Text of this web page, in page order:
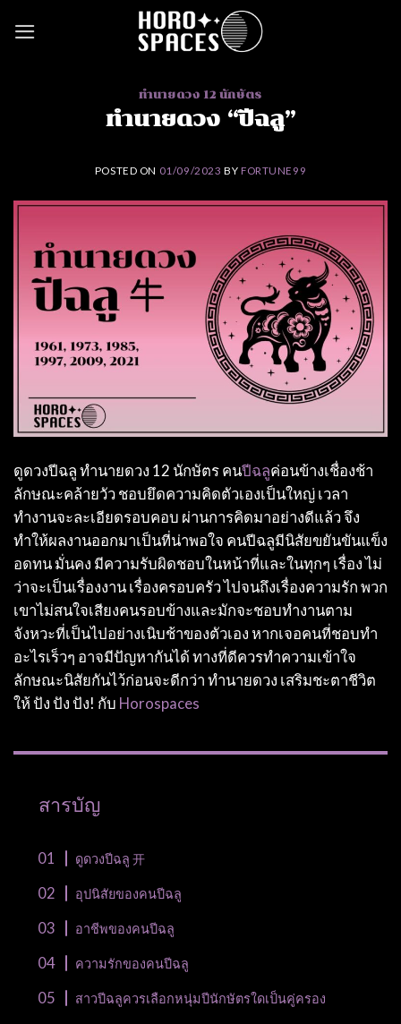
ทำนายดวง 12 นักษัตร
ทำนายดวง “ปีฉลู”
POSTED ON 01/09/2023 BY FORTUNE99
ดูดวงปีฉลู ทำนายดวง 12 นักษัตร คนปีฉลูค่อนข้างเชื่องช้า
ลักษณะคล้ายวัว ชอบยึดความคิดตัวเองเป็นใหญ่ เวลา
ทำงานจะละเอียดรอบคอบ ผ่านการคิดมาอย่างดีแล้ว จึง
ทำให้ผลงานออกมาเป็นที่น่าพอใจ คนปีฉลูมีนิสัยขยันขันแข็ง
อดทน มั่นคง มีความรับผิดชอบในหน้าที่และในทุกๆ เรื่อง ไม่
ว่าจะเป็นเรื่องงาน เรื่องครอบครัว ไปจนถึงเรื่องความรัก พวก
เขาไม่สนใจเสียงคนรอบข้างและมักจะชอบทำงานตาม
จังหวะที่เป็นไปอย่างเนิบช้าของตัวเอง หากเจอคนที่ชอบทำ
อะไรเร็วๆ อาจมีปัญหากันได้ ทางที่ดีควรทำความเข้าใจ
ลักษณะนิสัยกันไว้ก่อนจะดีกว่า ทำนายดวง เสริมชะตาชีวิต
ให้ ปัง ปัง ปัง! กับ Horospaces
สารบัญ
ดูดวงปีฉลู 开
อุปนิสัยของคนปีฉลู
อาชีพของคนปีฉลู
ความรักของคนปีฉลู
สาวปีฉลูควรเลือกหนุ่มปีนักษัตรใดเป็นคู่ครอง